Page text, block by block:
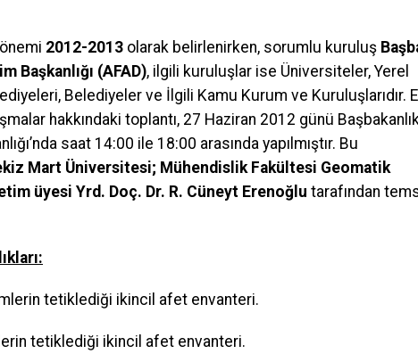
2012-2013 olarak belirlenirken, sorumlu kuruluş
Başkanlığı (AFAD), ilgili kuruluşlar ise Üniversiteler, Yerel
Belediyeler ve İlgili Kamu Kurum ve Kuruluşlarıdır.
hakkındaki toplantı, 27 Haziran 2012 günü
saat 14:00 ile 18:00 arasında yapılmıştır. Bu
Mart Üniversitesi; Mühendislik Fakültesi Geomatik
üyesi Yrd. Doç. Dr. R. Cüneyt Erenoğlu tarafından
tetiklediği ikincil afet envanteri.
tetiklediği ikincil afet envanteri.